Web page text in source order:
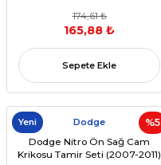
174,61 ₺
165,88 ₺
Sepete Ekle
%5
Yeni Dodge
Dodge Nitro Ön Sağ Cam
Krikosu Tamir Seti (2007-2011)